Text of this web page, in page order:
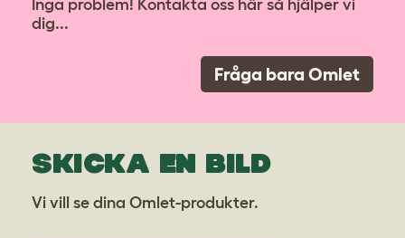
Inga problem! Kontakta oss här så hjälper vi
dig...
Fråga bara Omlet
SKICKA EN BILD
Vi vill se dina Omlet-produkter.